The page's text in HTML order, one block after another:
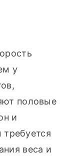
у
половые
и
требуется
веса и